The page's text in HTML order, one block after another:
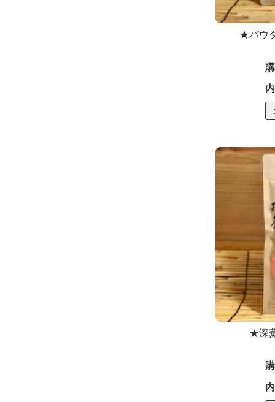
★パウ
★深